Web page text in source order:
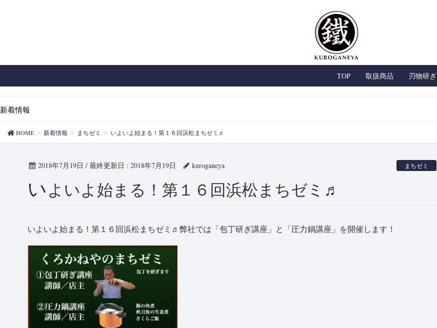
TOP 取扱商品 刃物研ぎ
新着情報
HOME 新着情報 まちゼミ いよいよ始まる！第１６回浜松まちゼミ♬
2018年7月19日 / 最終更新日 : 2018年7月19日 kuroganeya まちゼミ
いよいよ始まる！第１６回浜松まちゼミ♬
いよいよ始まる！第１６回浜松まちゼミ♬弊社では「包丁研ぎ講座」と「圧力鍋講座」を開催します！